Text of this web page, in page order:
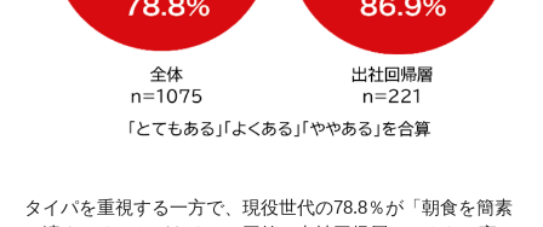
タイパを重視する一方で、現役世代の78.8％が「朝食を簡素